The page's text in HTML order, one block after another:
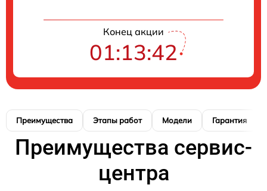
Конец акции
01:13:41
Преимущества Этапы работ Модели Гарантия
Преимущества сервис-
центра